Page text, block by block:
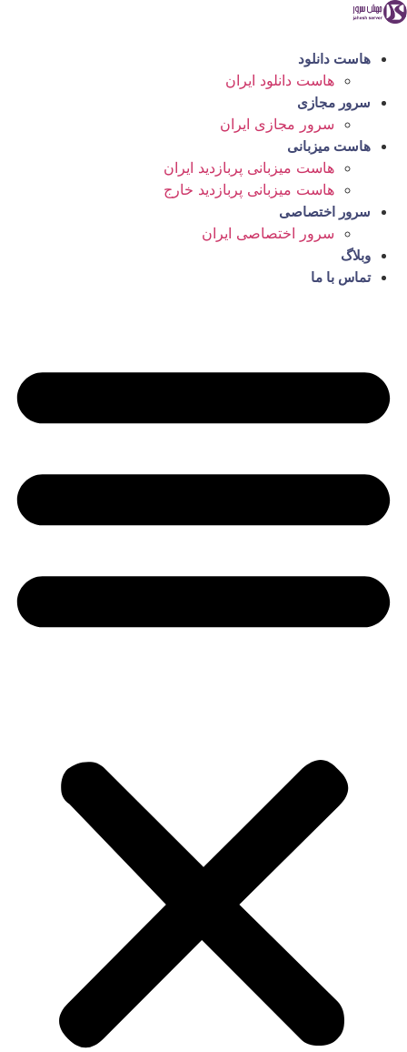
پرش
محتوا
هاست دانلود
هاست دانلود ایران
سرور مجازی
سرور مجازی ایران
هاست میزبانی
هاست میزبانی پربازدید ایران
هاست میزبانی پربازدید خارج
سرور اختصاصی
سرور اختصاصی ایران
وبلاگ
تماس با ما